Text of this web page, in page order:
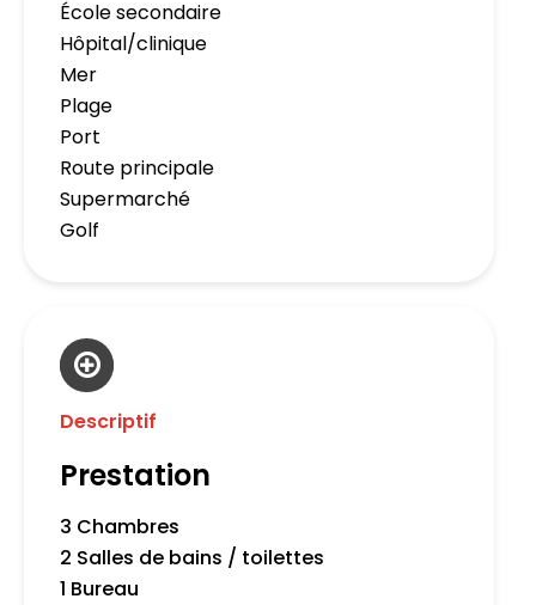
École secondaire
Hôpital/clinique
Mer
Plage
Port
Route principale
Supermarché
Golf
Descriptif
Prestation
3 Chambres
2 Salles de bains / toilettes
1 Bureau